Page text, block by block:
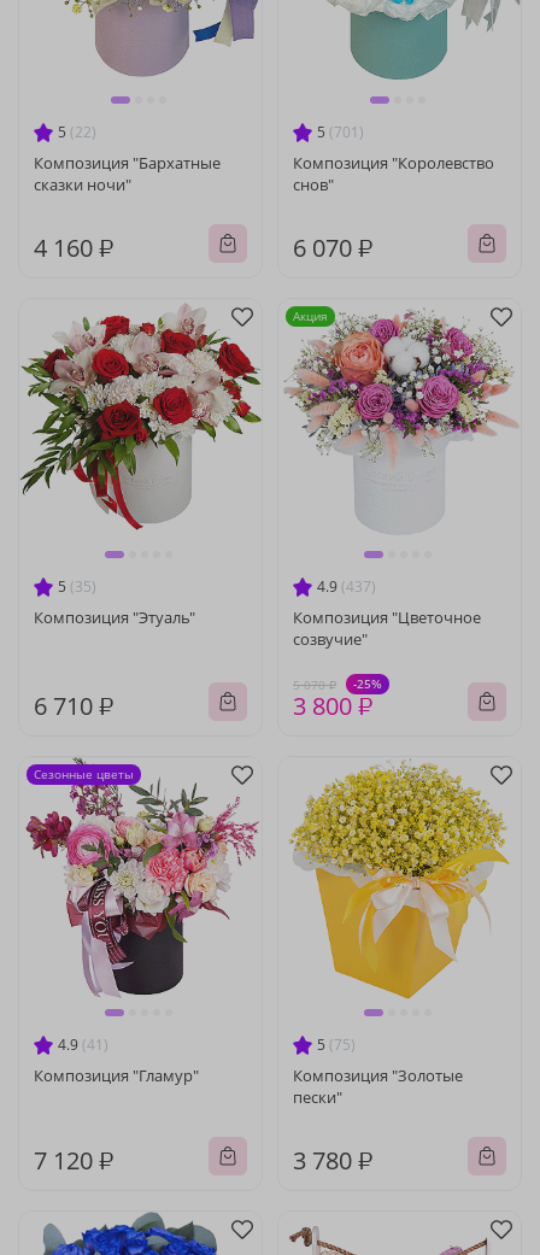
5 (22)
Композиция "Бархатные
сказки ночи"
4 160 ₽
5 (701)
Композиция "Королевство
снов"
6 070 ₽
5 (35)
Композиция "Этуаль"
6 710 ₽
4.9 (437)
Композиция "Цветочное
созвучие"
5 070 ₽ -25%
3 800 ₽
Акция
4.9 (41)
Композиция "Гламур"
7 120 ₽
Сезонные цветы
5 (75)
Композиция "Золотые
пески"
3 780 ₽